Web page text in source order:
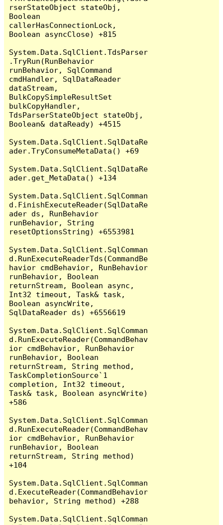
rserStateObject stateObj,
Boolean
callerHasConnectionLock,
Boolean asyncClose) +815
System.Data.SqlClient.TdsParser
.TryRun(RunBehavior
runBehavior, SqlCommand
cmdHandler, SqlDataReader
dataStream,
BulkCopySimpleResultSet
bulkCopyHandler,
TdsParserStateObject stateObj,
Boolean& dataReady) +4515
System.Data.SqlClient.SqlDataRe
ader.TryConsumeMetaData() +69
System.Data.SqlClient.SqlDataRe
ader.get_MetaData() +134
System.Data.SqlClient.SqlComman
d.FinishExecuteReader(SqlDataRe
ader ds, RunBehavior
runBehavior, String
resetOptionsString) +6553981
System.Data.SqlClient.SqlComman
d.RunExecuteReaderTds(CommandBe
havior cmdBehavior, RunBehavior
runBehavior, Boolean
returnStream, Boolean async,
Int32 timeout, Task& task,
Boolean asyncWrite,
SqlDataReader ds) +6556619
System.Data.SqlClient.SqlComman
d.RunExecuteReader(CommandBehav
ior cmdBehavior, RunBehavior
runBehavior, Boolean
returnStream, String method,
TaskCompletionSource`1
completion, Int32 timeout,
Task& task, Boolean asyncWrite)
+586
System.Data.SqlClient.SqlComman
d.RunExecuteReader(CommandBehav
ior cmdBehavior, RunBehavior
runBehavior, Boolean
returnStream, String method)
+104
System.Data.SqlClient.SqlComman
d.ExecuteReader(CommandBehavior
behavior, String method) +288
System.Data.SqlClient.SqlComman